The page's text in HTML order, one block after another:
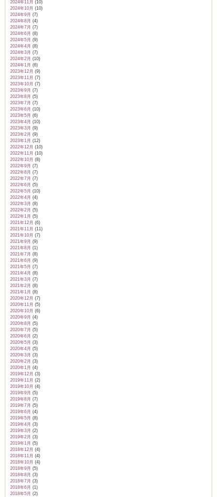
2024年11月 (10)
2024年10月 (10)
2024年9月 (7)
2024年8月 (4)
2024年7月 (7)
2024年6月 (8)
2024年5月 (9)
2024年4月 (8)
2024年3月 (7)
2024年2月 (10)
2024年1月 (6)
2023年12月 (9)
2023年11月 (7)
2023年10月 (7)
2023年9月 (7)
2023年8月 (5)
2023年7月 (7)
2023年6月 (10)
2023年5月 (6)
2023年4月 (10)
2023年3月 (9)
2023年2月 (9)
2023年1月 (12)
2022年12月 (10)
2022年11月 (10)
2022年10月 (8)
2022年9月 (7)
2022年8月 (7)
2022年7月 (7)
2022年6月 (5)
2022年5月 (10)
2022年4月 (4)
2022年3月 (8)
2022年2月 (5)
2022年1月 (5)
2021年12月 (6)
2021年11月 (11)
2021年10月 (7)
2021年9月 (9)
2021年8月 (1)
2021年7月 (8)
2021年6月 (9)
2021年5月 (7)
2021年4月 (8)
2021年3月 (7)
2021年2月 (8)
2021年1月 (8)
2020年12月 (7)
2020年11月 (5)
2020年10月 (6)
2020年9月 (4)
2020年8月 (5)
2020年7月 (5)
2020年6月 (2)
2020年5月 (3)
2020年4月 (5)
2020年3月 (3)
2020年2月 (3)
2020年1月 (4)
2019年12月 (3)
2019年11月 (2)
2019年10月 (4)
2019年9月 (5)
2019年8月 (7)
2019年7月 (5)
2019年6月 (4)
2019年5月 (8)
2019年4月 (3)
2019年3月 (2)
2019年2月 (3)
2019年1月 (5)
2018年12月 (4)
2018年11月 (4)
2018年10月 (4)
2018年9月 (5)
2018年8月 (3)
2018年7月 (3)
2018年6月 (1)
2018年5月 (2)